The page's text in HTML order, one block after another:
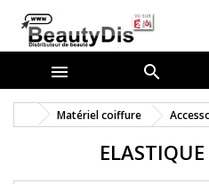
 
Matériel coiffure